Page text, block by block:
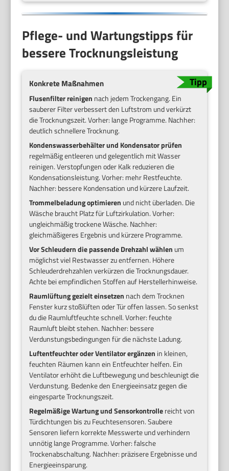
Pflege- und Wartungstipps für
bessere Trocknungsleistung
Konkrete Maßnahmen
Flusenfilter reinigen nach jedem Trockengang. Ein
sauberer Filter verbessert den Luftstrom und verkürzt
die Trocknungszeit. Vorher: lange Programme. Nachher:
deutlich schnellere Trocknung.
Kondenswasserbehälter und Kondensator prüfen
regelmäßig entleeren und gelegentlich mit Wasser
reinigen. Verstopfungen oder Kalk reduzieren die
Kondensationsleistung. Vorher: mehr Restfeuchte.
Nachher: bessere Kondensation und kürzere Laufzeit.
Trommelbeladung optimieren und nicht überladen. Die
Wäsche braucht Platz für Luftzirkulation. Vorher:
ungleichmäßig trockene Wäsche. Nachher:
gleichmäßigeres Ergebnis und kürzere Programme.
Vor Schleudern die passende Drehzahl wählen um
möglichst viel Restwasser zu entfernen. Höhere
Schleuderdrehzahlen verkürzen die Trocknungsdauer.
Achte bei empfindlichen Stoffen auf Herstellerhinweise.
Raumlüftung gezielt einsetzen nach dem Trocknen
Fenster kurz stoßlüften oder Tür offen lassen. So senkst
du die Raumluftfeuchte schnell. Vorher: feuchte
Raumluft bleibt stehen. Nachher: bessere
Verdunstungsbedingungen für die nächste Ladung.
Luftentfeuchter oder Ventilator ergänzen in kleinen,
feuchten Räumen kann ein Entfeuchter helfen. Ein
Ventilator erhöht die Luftbewegung und beschleunigt die
Verdunstung. Bedenke den Energieeinsatz gegen die
eingesparte Trocknungszeit.
Regelmäßige Wartung und Sensorkontrollereicht von
Türdichtungen bis zu Feuchtesensoren. Saubere
Sensoren liefern korrekte Messwerte und verhindern
unnötig lange Programme. Vorher: falsche
Trockenabschaltung. Nachher: präzisere Ergebnisse und
Energieeinsparung.